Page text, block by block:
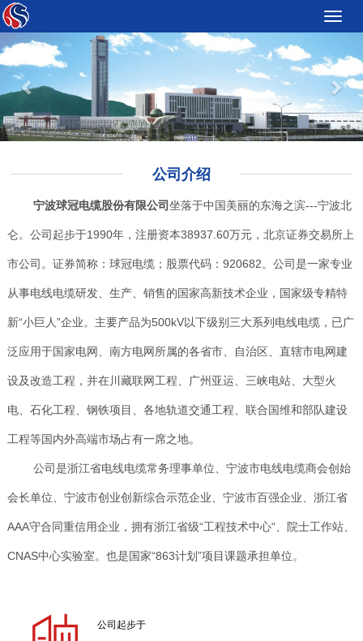
Toggle
Previous
公司介绍
宁波球冠电缆股份有限公司坐落于中国美丽的东海之滨---宁波北
仑。公司起步于1990年，注册资本38937.60万元，北京证券交易所上
市公司。证券简称：球冠电缆；股票代码：920682。公司是一家专业
从事电线电缆研发、生产、销售的国家高新技术企业，国家级专精特
新“小巨人”企业。主要产品为500kV以下级别三大系列电线电缆，已广
泛应用于国家电网、南方电网所属的各省市、自治区、直辖市电网建
设及改造工程，并在川藏联网工程、广州亚运、三峡电站、大型火
电、石化工程、钢铁项目、各地轨道交通工程、联合国维和部队建设
工程等国内外高端市场占有一席之地。
公司是浙江省电线电缆常务理事单位、宁波市电线电缆商会创始
会长单位、宁波市创业创新综合示范企业、宁波市百强企业、浙江省
AAA守合同重信用企业，拥有浙江省级“工程技术中心“、院士工作站、
CNAS中心实验室。也是国家“863计划”项目课题承担单位。
公司起步于